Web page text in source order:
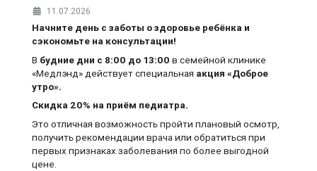
11.07.2026
Начните день с заботы о здоровье ребёнка и
сэкономьте на консультации!
В будние дни с 8:00 до 13:00 в семейной клинике
«Медлэнд» действует специальная акция «Доброе
утро».
Скидка 20% на приём педиатра.
Это отличная возможность пройти плановый осмотр,
получить рекомендации врача или обратиться при
первых признаках заболевания по более выгодной
цене.